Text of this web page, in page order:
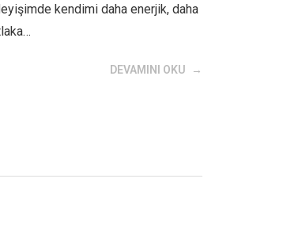
kendimi daha enerjik, daha
DEVAMINI OKU